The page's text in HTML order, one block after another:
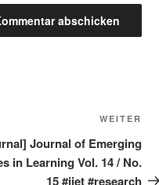
WEITER
Journal of Emerging
in Learning Vol. 14 / No.
15 #ijet #research